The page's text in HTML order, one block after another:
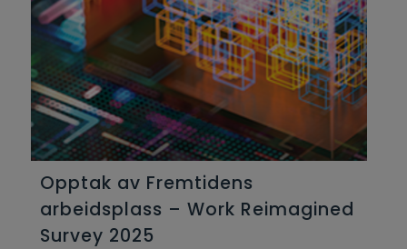
Opptak av Fremtidens
arbeidsplass – Work Reimagined
Survey 2025